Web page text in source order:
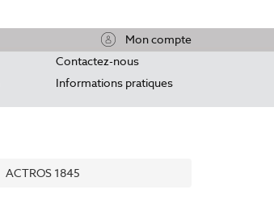
Mon compte
Contactez-nous
Informations pratiques
ACTROS 1845